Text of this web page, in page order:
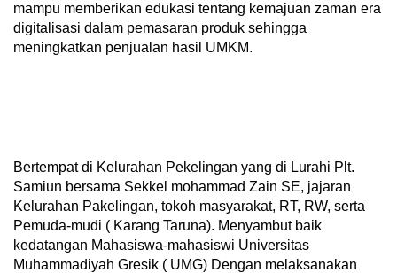
mampu memberikan edukasi tentang kemajuan zaman era
digitalisasi dalam pemasaran produk sehingga
meningkatkan penjualan hasil UMKM.
Bertempat di Kelurahan Pekelingan yang di Lurahi Plt.
Samiun bersama Sekkel mohammad Zain SE, jajaran
Kelurahan Pakelingan, tokoh masyarakat, RT, RW, serta
Pemuda-mudi ( Karang Taruna). Menyambut baik
kedatangan Mahasiswa-mahasiswi Universitas
Muhammadiyah Gresik ( UMG) Dengan melaksanakan